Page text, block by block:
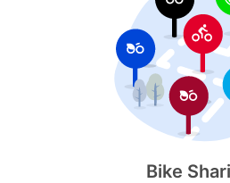
Bike